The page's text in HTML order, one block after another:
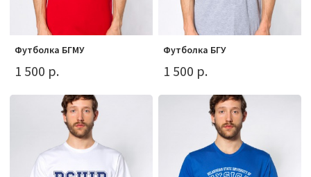
Футболка БГМУ
1 500 р.
Футболка БГУ
1 500 р.